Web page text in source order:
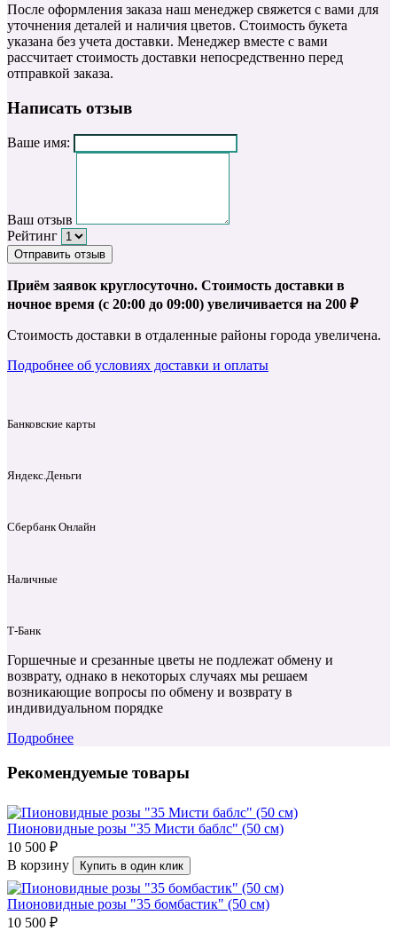
После оформления заказа наш менеджер свяжется с вами для
уточнения деталей и наличия цветов. Стоимость букета
указана без учета доставки. Менеджер вместе с вами
рассчитает стоимость доставки непосредственно перед
отправкой заказа.
Написать отзыв
Ваше имя:
Ваш отзыв
Рейтинг
Отправить отзыв
Приём заявок круглосуточно. Стоимость доставки в
ночное время (с 20:00 до 09:00) увеличивается на 200 ₽
Стоимость доставки в отдаленные районы города увеличена.
Подробнее об условиях доставки и оплаты
Банковские карты
Яндекс.Деньги
Сбербанк Онлайн
Наличные
Т‑Банк
Горшечные и срезанные цветы не подлежат обмену и
возврату, однако в некоторых случаях мы решаем
возникающие вопросы по обмену и возврату в
индивидуальном порядке
Подробнее
Рекомендуемые товары
Пионовидные розы "35 Мисти баблс" (50 см)
10 500 ₽
В корзину
Купить в один клик
Пионовидные розы "35 бомбастик" (50 см)
10 500 ₽